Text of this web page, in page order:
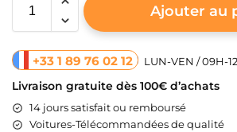
Ajouter au
+33 1 89 76 02 12
LUN-VEN / 09H-
Livraison gratuite dès 100€ d’achats
14 jours satisfait ou remboursé
Voitures-Télécommandées de qualité